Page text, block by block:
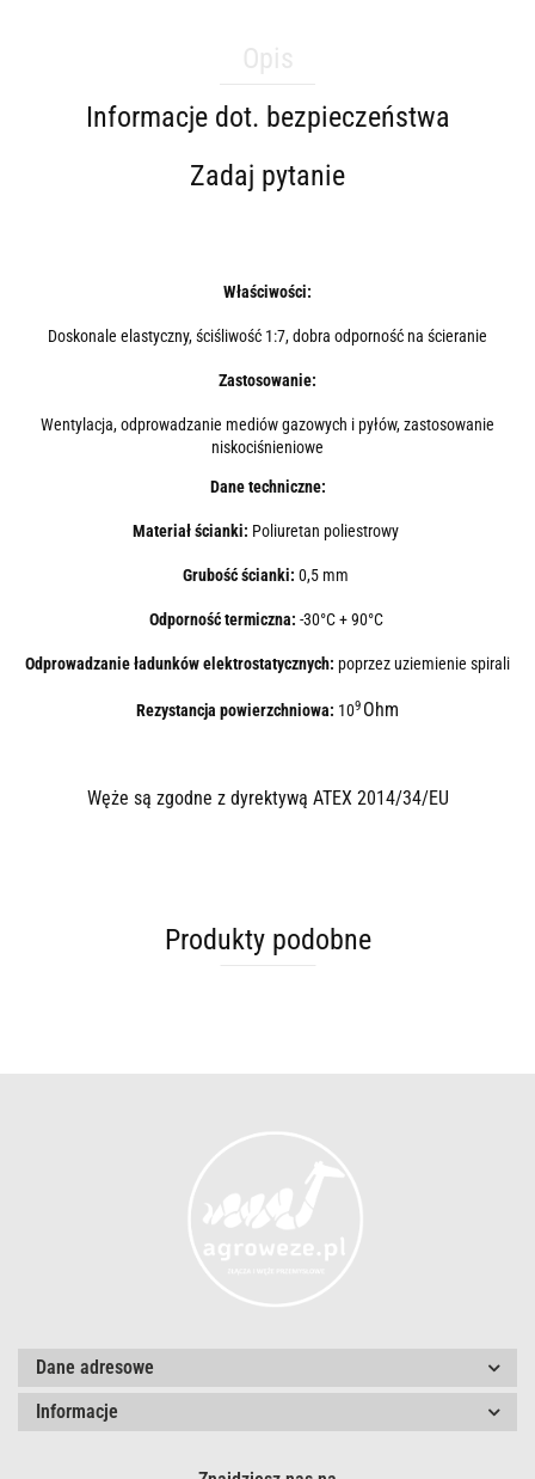
Informacje dot. bezpieczeństwa
Zadaj pytanie
Właściwości:
Doskonale elastyczny, ściśliwość 1:7, dobra odporność na ścieranie
Zastosowanie:
Wentylacja, odprowadzanie mediów gazowych i pyłów, zastosowanie
niskociśnieniowe
Dane techniczne:
Materiał ścianki: Poliuretan poliestrowy
Grubość ścianki: 0,5 mm
Odporność termiczna: -30°C + 90°C
Odprowadzanie ładunków elektrostatycznych: poprzez uziemienie spirali
Rezystancja powierzchniowa: 109 Ohm
Węże są zgodne z dyrektywą ATEX 2014/34/EU
Produkty podobne
Dane adresowe
Informacje